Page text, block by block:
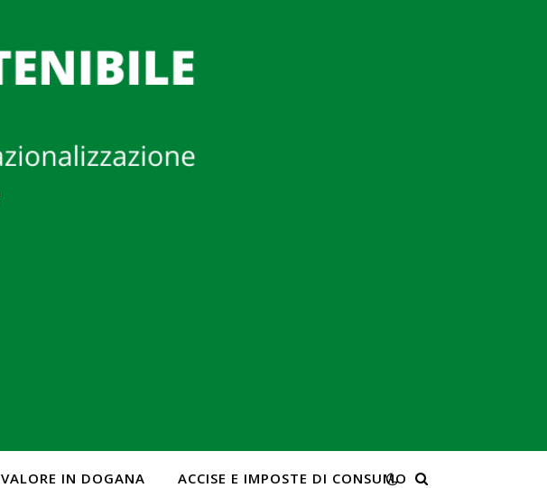
VALORE IN DOGANA ACCISE E IMPOSTE DI CONSUMO